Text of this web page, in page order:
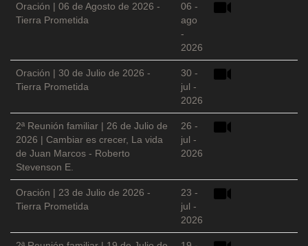
Oración | 06 de Agosto de 2026 -
Tierra Prometida
06 -
ago
-
2026
Oración | 30 de Julio de 2026 -
Tierra Prometida
30 -
jul -
2026
2ª Reunión familiar | 26 de Julio de
2026 | Cambiar es crecer, La vida
de Juan Marcos - Roberto
Stevenson E.
26 -
jul -
2026
Oración | 23 de Julio de 2026 -
Tierra Prometida
23 -
jul -
2026